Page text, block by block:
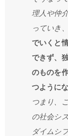
理人や仲
っていき
でいくと
できず、
のものを
つように
つまり、
の社会シ
ダイムシ